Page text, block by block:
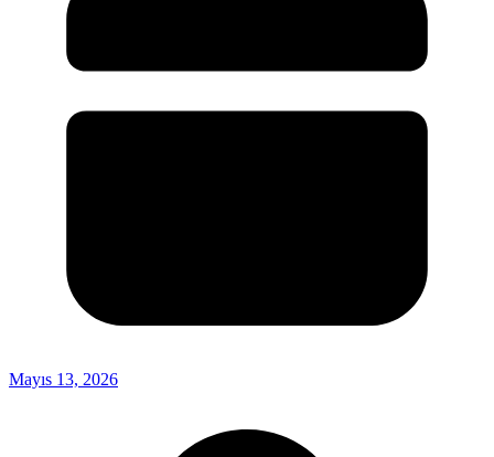
Mayıs 13, 2026